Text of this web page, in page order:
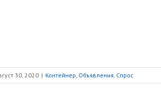
30, 2020 | Контейнер, Объявления, Спрос